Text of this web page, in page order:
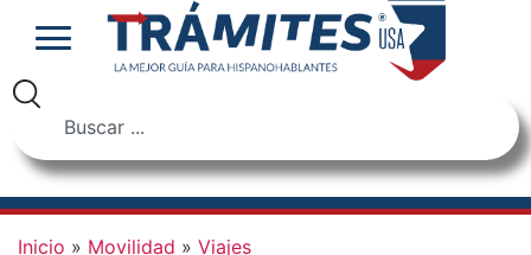
Inicio » Movilidad » Viajes